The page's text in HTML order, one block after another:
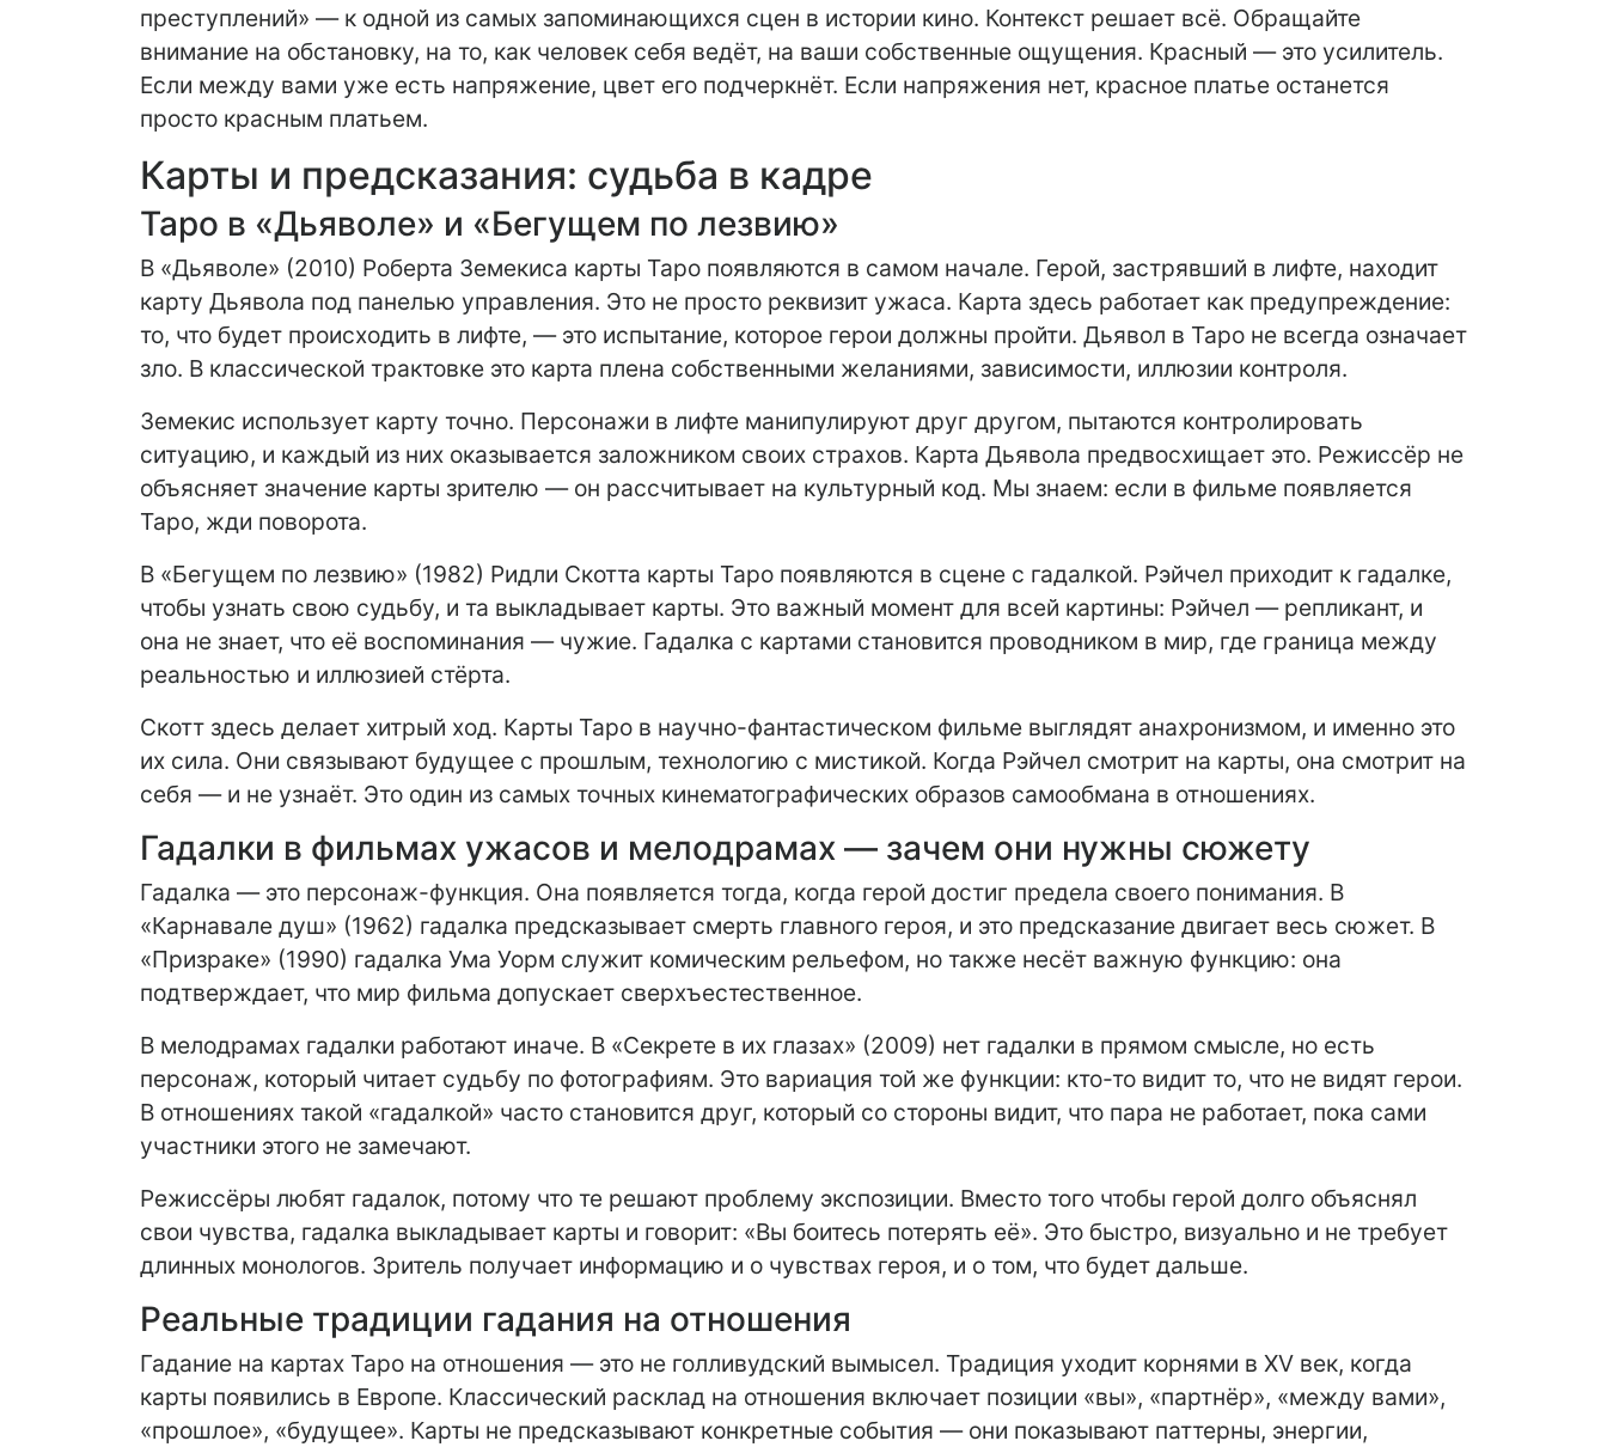
преступлений» — к одной из самых запоминающихся сцен в истории кино. Контекст решает всё. Обращайте
внимание на обстановку, на то, как человек себя ведёт, на ваши собственные ощущения. Красный — это усилитель.
Если между вами уже есть напряжение, цвет его подчеркнёт. Если напряжения нет, красное платье останется
просто красным платьем.
Карты и предсказания: судьба в кадре
Таро в «Дьяволе» и «Бегущем по лезвию»
В «Дьяволе» (2010) Роберта Земекиса карты Таро появляются в самом начале. Герой, застрявший в лифте, находит
карту Дьявола под панелью управления. Это не просто реквизит ужаса. Карта здесь работает как предупреждение:
то, что будет происходить в лифте, — это испытание, которое герои должны пройти. Дьявол в Таро не всегда означает
зло. В классической трактовке это карта плена собственными желаниями, зависимости, иллюзии контроля.
Земекис использует карту точно. Персонажи в лифте манипулируют друг другом, пытаются контролировать
ситуацию, и каждый из них оказывается заложником своих страхов. Карта Дьявола предвосхищает это. Режиссёр не
объясняет значение карты зрителю — он рассчитывает на культурный код. Мы знаем: если в фильме появляется
Таро, жди поворота.
В «Бегущем по лезвию» (1982) Ридли Скотта карты Таро появляются в сцене с гадалкой. Рэйчел приходит к гадалке,
чтобы узнать свою судьбу, и та выкладывает карты. Это важный момент для всей картины: Рэйчел — репликант, и
она не знает, что её воспоминания — чужие. Гадалка с картами становится проводником в мир, где граница между
реальностью и иллюзией стёрта.
Скотт здесь делает хитрый ход. Карты Таро в научно-фантастическом фильме выглядят анахронизмом, и именно это
их сила. Они связывают будущее с прошлым, технологию с мистикой. Когда Рэйчел смотрит на карты, она смотрит на
себя — и не узнаёт. Это один из самых точных кинематографических образов самообмана в отношениях.
Гадалки в фильмах ужасов и мелодрамах — зачем они нужны сюжету
Гадалка — это персонаж-функция. Она появляется тогда, когда герой достиг предела своего понимания. В
«Карнавале душ» (1962) гадалка предсказывает смерть главного героя, и это предсказание двигает весь сюжет. В
«Призраке» (1990) гадалка Ума Уорм служит комическим рельефом, но также несёт важную функцию: она
подтверждает, что мир фильма допускает сверхъестественное.
В мелодрамах гадалки работают иначе. В «Секрете в их глазах» (2009) нет гадалки в прямом смысле, но есть
персонаж, который читает судьбу по фотографиям. Это вариация той же функции: кто-то видит то, что не видят герои.
В отношениях такой «гадалкой» часто становится друг, который со стороны видит, что пара не работает, пока сами
участники этого не замечают.
Режиссёры любят гадалок, потому что те решают проблему экспозиции. Вместо того чтобы герой долго объяснял
свои чувства, гадалка выкладывает карты и говорит: «Вы боитесь потерять её». Это быстро, визуально и не требует
длинных монологов. Зритель получает информацию и о чувствах героя, и о том, что будет дальше.
Реальные традиции гадания на отношения
Гадание на картах Таро на отношения — это не голливудский вымысел. Традиция уходит корнями в XV век, когда
карты появились в Европе. Классический расклад на отношения включает позиции «вы», «партнёр», «между вами»,
«прошлое», «будущее». Карты не предсказывают конкретные события — они показывают паттерны, энергии,